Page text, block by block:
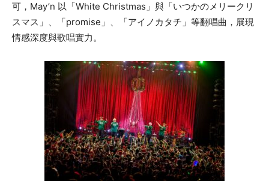
可，May’n 以「White Christmas」與「いつかのメリークリ
スマス」、「promise」、「アイノカタチ」等翻唱曲，展現
情感深度與歌唱實力。